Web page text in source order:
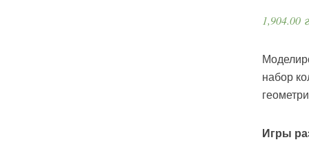
1,904.00
набор
Игры